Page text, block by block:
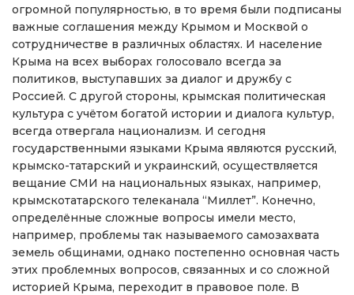
огромной популярностью, в то время были подписаны
важные соглашения между Крымом и Москвой о
сотрудничестве в различных областях. И население
Крыма на всех выборах голосовало всегда за
политиков, выступавших за диалог и дружбу с
Россией. С другой стороны, крымская политическая
культура с учётом богатой истории и диалога культур,
всегда отвергала национализм. И сегодня
государственными языками Крыма являются русский,
крымско-татарский и украинский, осуществляется
вещание СМИ на национальных языках, например,
крымскотатарского телеканала “Миллет”. Конечно,
определённые сложные вопросы имели место,
например, проблемы так называемого самозахвата
земель общинами, однако постепенно основная часть
этих проблемных вопросов, связанных и со сложной
историей Крыма, переходит в правовое поле. В